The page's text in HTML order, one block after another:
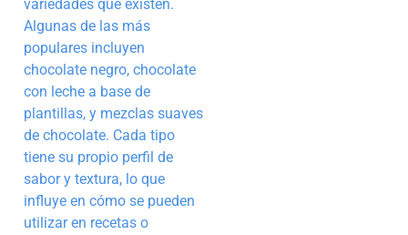
variedades que existen.
Algunas de las más
populares incluyen
chocolate negro, chocolate
con leche a base de
plantillas, y mezclas suaves
de chocolate. Cada tipo
tiene su propio perfil de
sabor y textura, lo que
influye en cómo se pueden
utilizar en recetas o